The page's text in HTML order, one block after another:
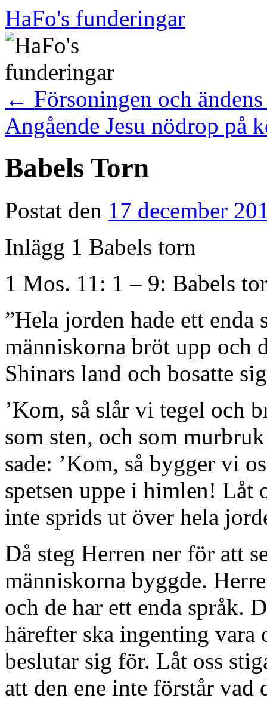
Hoppa
till
innehåll
HaFo's funderingar
← Försoningen och
Angående Jesu nödrop på
Babels Torn
Postat den 17 december
Inlägg 1 Babels torn
1 Mos. 11: 1 – 9: Babels
”Hela jorden hade ett enda
människorna bröt upp och
Shinars land och bosatte
’Kom, så slår vi tegel och
som sten, och som
sade: ’Kom, så bygger vi
spetsen uppe i himlen! Låt
inte sprids ut över hela
Då steg Herren ner för att
människorna byggde.
och de har ett enda språk.
härefter ska ingenting
beslutar sig för. Låt oss
att den ene inte förstår vad